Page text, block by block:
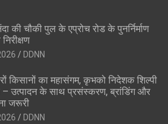
की चौकी पुल के एप्रोच रोड के पुनर्निर्माण
DDNN
किसानों का महासंगम, कृभको निदेशक शिल्पी
– उत्पादन के साथ प्रसंस्करण, ब्रांडिंग और
जरूरी
DDNN